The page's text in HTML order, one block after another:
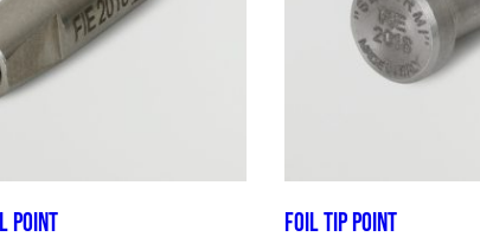
point Foil Tip point